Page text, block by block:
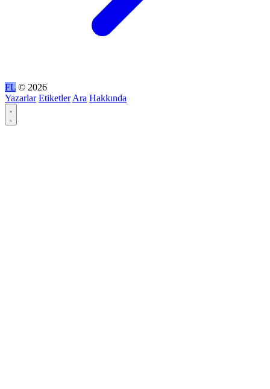
FL © 2026
Yazarlar Etiketler Ara Hakkında